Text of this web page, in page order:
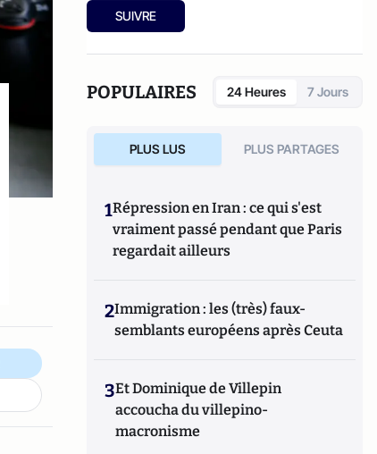
cyberstratégie et l’intelligence économique,
derniers livres : « L’art de la guerre
éditeurs 2020).
SUIVRE
POPULAIRES 24 Heures 7 Jours
PLUS LUS PLUS PARTAGES
1Répression en Iran : ce qui s'est
vraiment passé pendant que Paris
regardait ailleurs
2Immigration : les (très) faux-
semblants européens après Ceuta
3Et Dominique de Villepin
accoucha du villepino-
macronisme